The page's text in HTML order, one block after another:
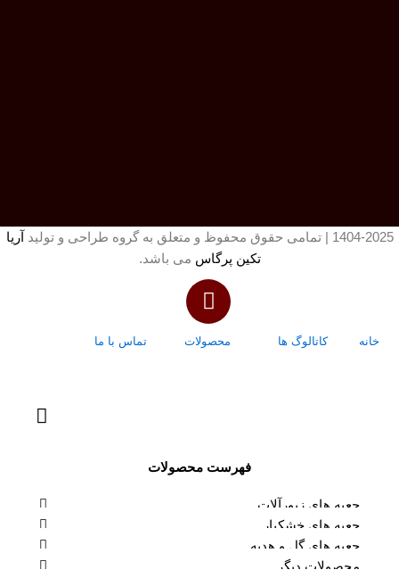
1404-2025 | تمامی حقوق محفوظ و متعلق به گروه طراحی و تولید
آریا
تکین پرگاس می باشد.
خانه کاتالوگ ها محصولات تماس با ما
فهرست محصولات
جعبه های زیورآلات
جعبه های خشکبار
جعبه های گل و هدیه
محصولات دیگر